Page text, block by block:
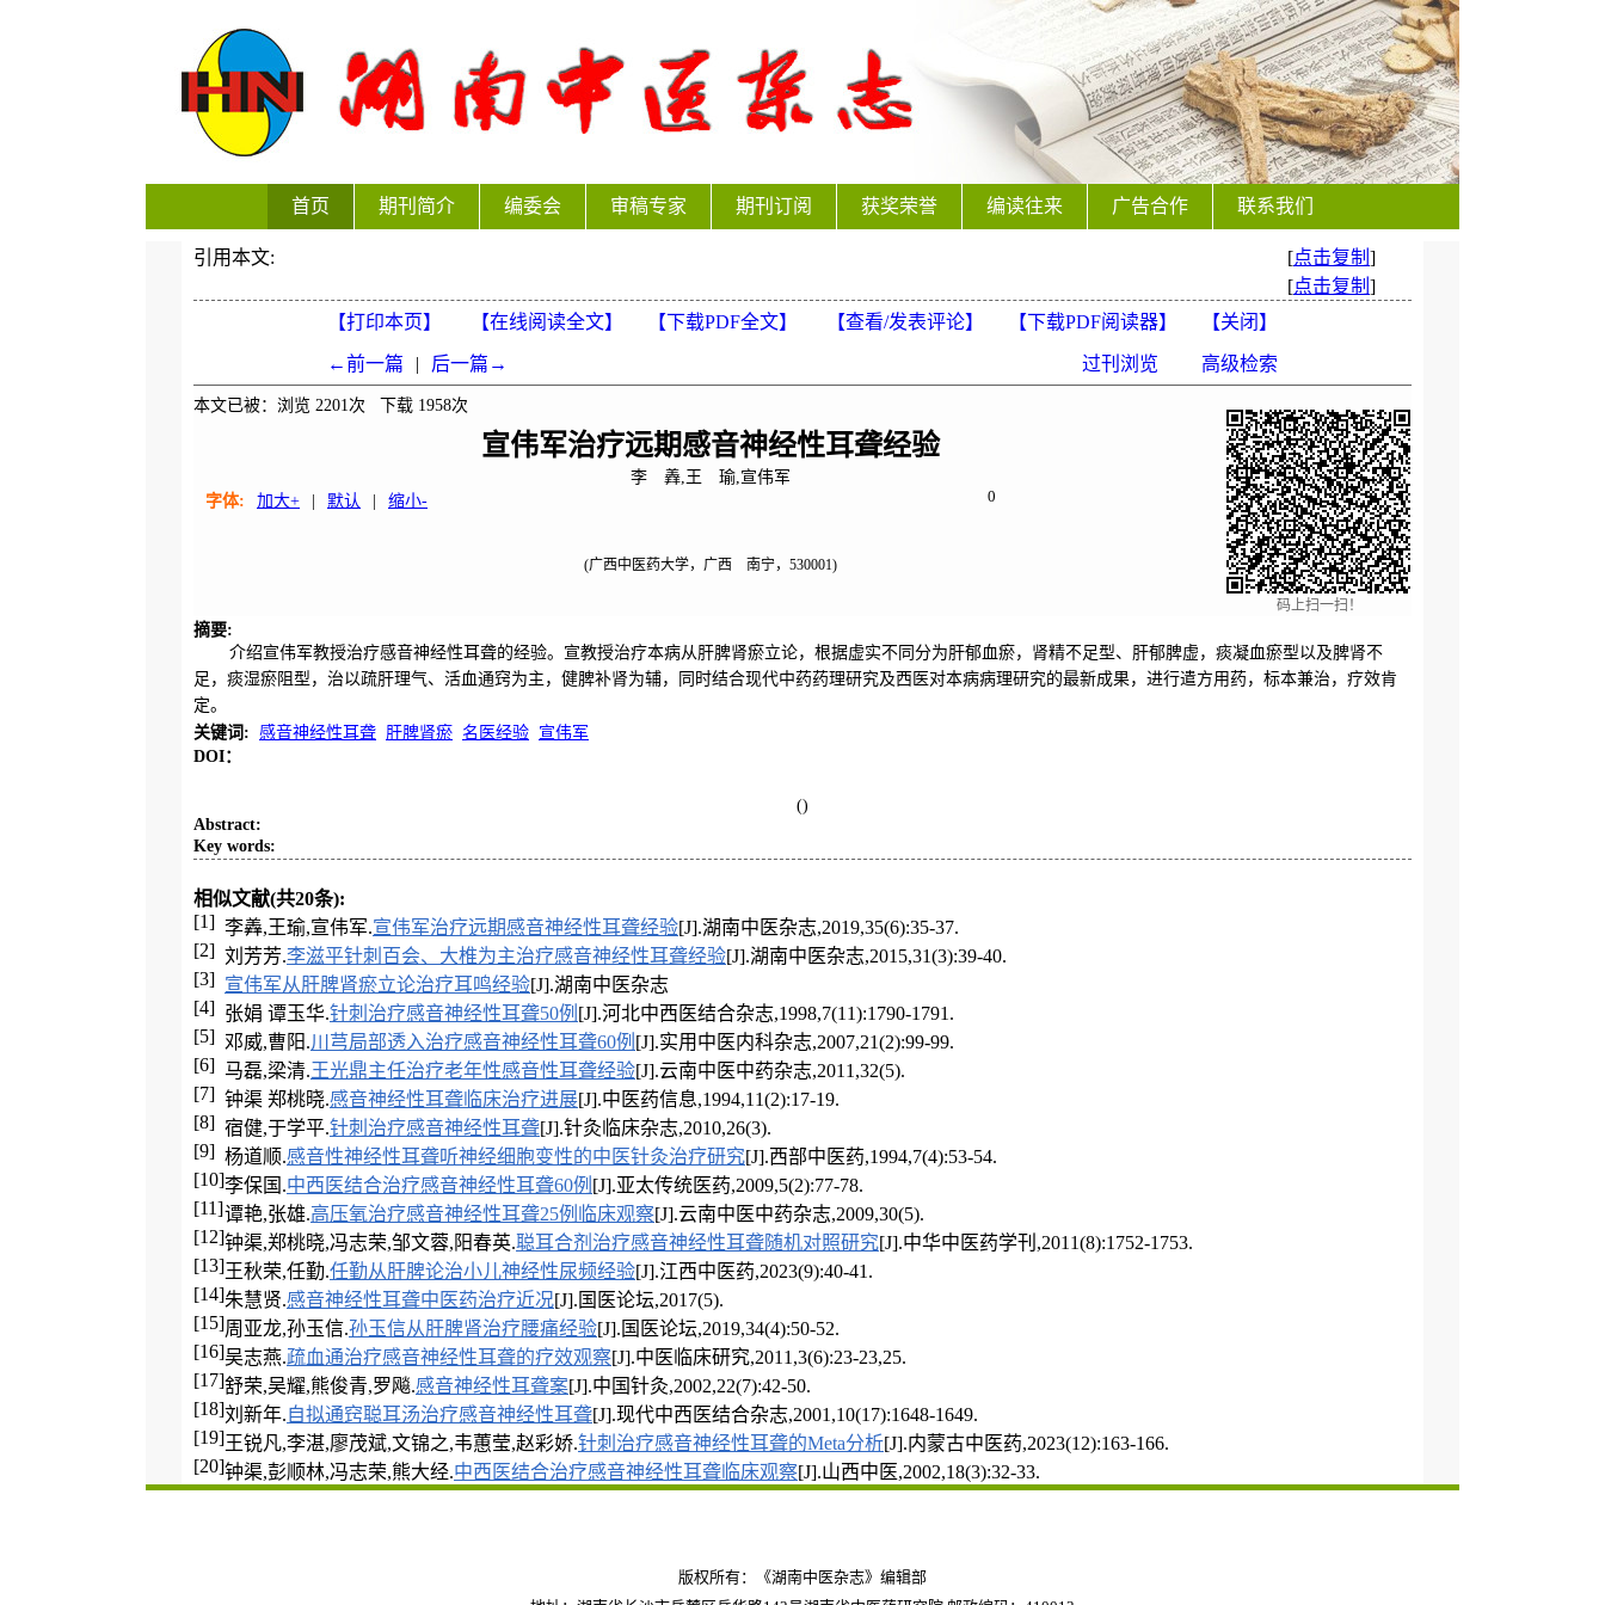
首页 期刊简介 编委会 审稿专家 期刊订阅 获奖荣誉 编读往来 广告合作 联系我们
引用本文: [点击复制 ]
[点击复制 ]
【打印本页】
【在线阅读全文】 【下载PDF全文】 【查看/发表评论】 【下载PDF阅读器】 【关闭 】
←前一篇 | 后一篇→ 过刊浏览 高级检索
本文已被：浏览 2201次 下载 1958次
码上扫一扫！
宣伟军治疗远期感音神经性耳聋经验
李 羴,王 瑜,宣伟军
0
字体: 加大+ 默认 缩小-
(广西中医药大学，广西 南宁，530001)
摘要:
介绍宣伟军教授治疗感音神经性耳聋的经验。宣教授治疗本病从肝脾肾瘀立论，根据虚实不同分为肝郁血瘀，肾精不足型、肝郁脾虚，痰凝血瘀型以及脾肾不
足，痰湿瘀阻型，治以疏肝理气、活血通窍为主，健脾补肾为辅，同时结合现代中药药理研究及西医对本病病理研究的最新成果，进行遣方用药，标本兼治，疗效肯
定。
关键词 : 感音神经性耳聋 肝脾肾瘀 名医经验 宣伟军
DOI：
()
Abstract:
Key words:
相似文献(共20条):
[1] 李羴,王瑜,宣伟军.宣伟军治疗远期感音神经性耳聋经验[J].湖南中医杂志,2019,35(6):35-37.
[2] 刘芳芳.李滋平针刺百会、大椎为主治疗感音神经性耳聋经验[J].湖南中医杂志,2015,31(3):39-40.
[3] 宣伟军从肝脾肾瘀立论治疗耳鸣经验[J].湖南中医杂志
[4] 张娟 谭玉华.针刺治疗感音神经性耳聋50例 [J].河北中西医结合杂志,1998,7(11):1790-1791.
[5] 邓威,曹阳.川芎局部透入治疗感音神经性耳聋60例 [J].实用中医内科杂志,2007,21(2):99-99.
[6] 马磊,梁清.王光鼎主任治疗老年性感音性耳聋经验[J].云南中医中药杂志,2011,32(5).
[7] 钟渠 郑桃晓.感音神经性耳聋临床治疗进展[J].中医药信息,1994,11(2):17-19.
[8] 宿健,于学平.针刺治疗感音神经性耳聋[J].针灸临床杂志,2010,26(3).
[9] 杨道顺.感音性神经性耳聋听神经细胞变性的中医针灸治疗研究[J].西部中医药,1994,7(4):53-54.
[10]李保国.中西医结合治疗感音神经性耳聋60例 [J].亚太传统医药,2009,5(2):77-78.
[11]谭艳,张雄.高压氧治疗感音神经性耳聋25例临床观察[J].云南中医中药杂志,2009,30(5).
[12]钟渠,郑桃晓,冯志荣,邹文蓉,阳春英.聪耳合剂治疗感音神经性耳聋随机对照研究[J].中华中医药学刊,2011(8):1752-1753.
[13]王秋荣,任勤.任勤从肝脾论治小儿神经性尿频经验[J].江西中医药,2023(9):40-41.
[14]朱慧贤.感音神经性耳聋中医药治疗近况[J].国医论坛,2017(5).
[15]周亚龙,孙玉信.孙玉信从肝脾肾治疗腰痛经验[J].国医论坛,2019,34(4):50-52.
[16]吴志燕.疏血通治疗感音神经性耳聋的疗效观察[J].中医临床研究,2011,3(6):23-23,25.
[17]舒荣,吴耀,熊俊青,罗飚.感音神经性耳聋案[J].中国针灸,2002,22(7):42-50.
[18]刘新年.自拟通窍聪耳汤治疗感音神经性耳聋[J].现代中西医结合杂志,2001,10(17):1648-1649.
[19]王锐凡,李湛,廖茂斌,文锦之,韦蕙莹,赵彩娇.针刺治疗感音神经性耳聋的Meta分析[J].内蒙古中医药,2023(12):163-166.
[20]钟渠,彭顺林,冯志荣,熊大经.中西医结合治疗感音神经性耳聋临床观察[J].山西中医,2002,18(3):32-33.
版权所有：《湖南中医杂志》编辑部